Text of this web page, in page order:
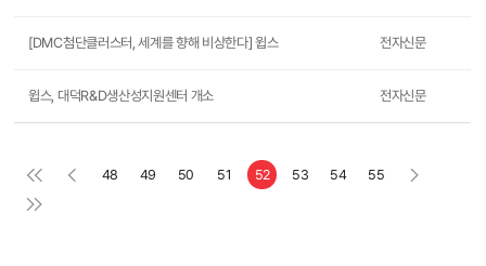
[DMC첨단클러스터, 세계를 향해 비상한다] 윕스 전자신문
윕스, 대덕R&D생산성지원센터 개소 전자신문
48 49 50 51 52 53 54 55